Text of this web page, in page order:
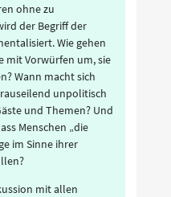
ohne zu
der Begriff der
Wie gehen
mit Vorwürfen um, sie
Wann macht sich
unpolitisch
und Themen? Und
Menschen „die
im Sinne ihrer
mit allen